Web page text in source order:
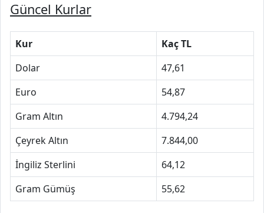
Güncel Kurlar
Kur
Kaç TL
Dolar
47,61
Euro
54,87
Gram Altın
4.794,24
Çeyrek Altın
7.844,00
İngiliz Sterlini
64,12
Gram Gümüş
55,62